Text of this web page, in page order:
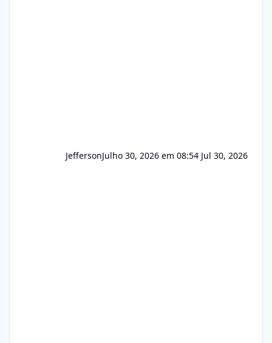
JeffersonJulho 30, 2026 em 08:54 Jul 30, 2026